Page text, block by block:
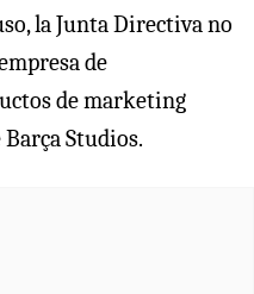
la Junta Directiva no
de
de marketing
Studios.